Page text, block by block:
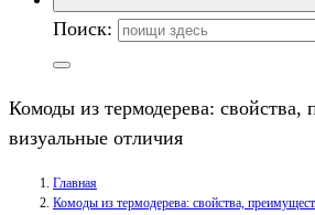
Поиск:
Комоды из термодерева: свойства,
визуальные отличия
Главная
Комоды из термодерева: свойства,